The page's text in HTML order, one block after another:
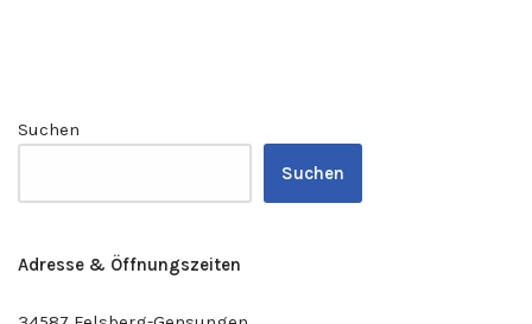
Suchen
Suchen
Adresse & Öffnungszeiten